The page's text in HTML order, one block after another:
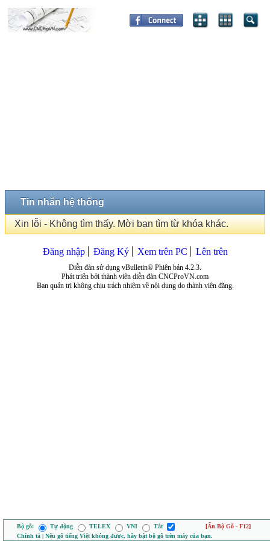
Tin nhắn hệ thống
Xin lỗi - Không tìm thấy. Mời bạn tìm từ khóa khác.
Đăng nhập Đăng Ký Xem trên PC Lên trên
Diễn đàn sử dụng vBulletin® Phiên bản 4.2.3.
Phát triển bởi thành viên diễn đàn CNCProVN.com
Ban quản trị không chịu trách nhiệm về nội dung do thành viên đăng.
Bộ gõ: Tự động TELEX VNI Tắt
[Ẩn Bộ Gõ - F12]
Chính tả | Nếu gõ tiếng Việt không được, hãy bật bộ gõ trên máy của bạn.